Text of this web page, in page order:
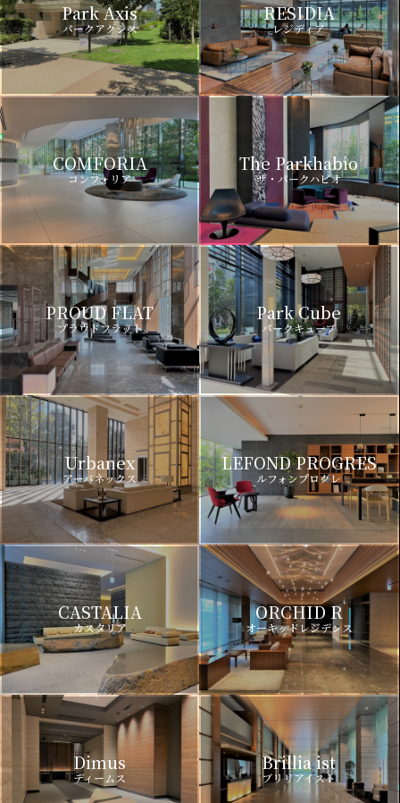
Park Axis
パークアクシス
RESIDIA
レジディア
COMFORIA
コンフォリア
The Parkhabio
ザ・パークハビオ
PROUD FLAT
プラウドフラット
Park Cube
パークキューブ
Urbanex
アーバネックス
LEFOND PROGRES
ルフォンプログレ
CASTALIA
カスタリア
ORCHID R
オーキッドレジデンス
Dimus
ディームス
Brillia ist
ブリリアイスト